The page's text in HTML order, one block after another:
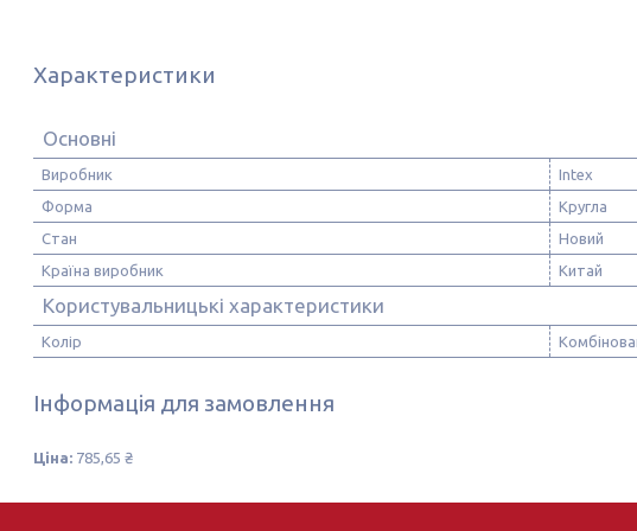
Характеристики
Основні
Виробник
Intex
Форма
Кругла
Стан
Новий
Країна виробник
Китай
Користувальницькі характеристики
Колір
Інформація для замовлення
Ціна: 785,65 ₴